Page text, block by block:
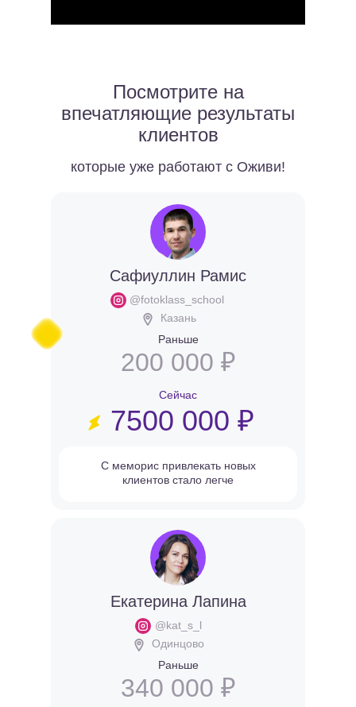
С меморис привлекать новых
клиентов стало легче
7500 000 ₽
Сейчас
200 000 ₽
Раньше
Казань
Сафиуллин Рамис
которые уже работают с Оживи!
Посмотрите на
впечатляющие результаты
клиентов
340 000 ₽
Раньше
Одинцово
Екатерина Лапина
@fotoklass_school
@kat_s_l